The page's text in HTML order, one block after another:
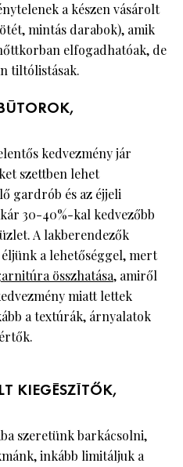
a készen vásárolt
mintás darabok), amik
elfogadhatóak, de
tiltólistásak.
kedvezmény jár
szettben lehet
gardrób és az éjjeli
30-40%-kal kedvezőbb
A lakberendezők
a lehetőséggel, mert
összhatása, amiről
miatt lettek
a textúrák, árnyalatok
KIEGÉSZÍTŐK,
szeretünk barkácsolni,
inkább limitáljuk a